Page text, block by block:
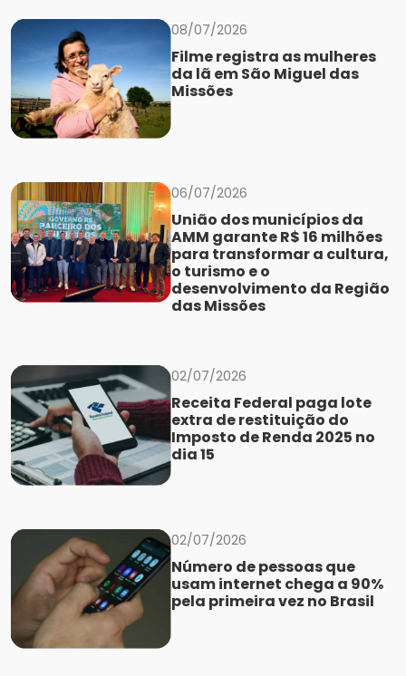
08/07/2026
​Filme registra as mulheres
da lã em São Miguel das
Missões
06/07/2026
União dos municípios da
AMM garante R$ 16 milhões
para transformar a cultura,
o turismo e o
desenvolvimento da Região
das Missões
02/07/2026
Receita Federal paga lote
extra de restituição do
Imposto de Renda 2025 no
dia 15
02/07/2026
Número de pessoas que
usam internet chega a 90%
pela primeira vez no Brasil